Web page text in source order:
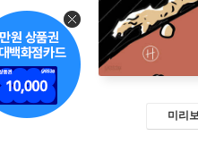
미리